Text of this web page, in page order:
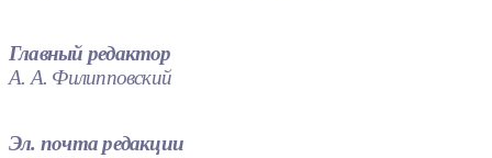
Главный редактор
А. А. Филипповский
Эл. почта редакции